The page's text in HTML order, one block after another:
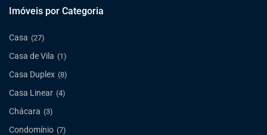
Imóveis por Categoria
Casa (27)
Casa de Vila (1)
Casa Duplex (8)
Casa Linear (4)
Chácara (3)
Condomínio (7)